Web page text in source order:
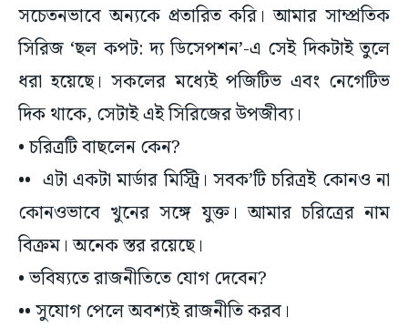
সচেতনভাবে অন্যকে প্রতারিত করি। আমার সাম্প্রতিক
সিরিজ ‘ছল কপট: দ্য ডিসেপশন’-এ সেই দিকটাই তুলে
ধরা হয়েছে। সকলের মধ্যেই পজিটিভ এবং নেগেটিভ
দিক থাকে, সেটাই এই সিরিজের উপজীব্য।
• চরিত্রটি বাছলেন কেন?
•• এটা একটা মার্ডার মিস্ট্রি। সবক’টি চরিত্রই কোনও না
কোনওভাবে খুনের সঙ্গে যুক্ত। আমার চরিত্রের নাম
বিক্রম। অনেক স্তর রয়েছে।
• ভবিষ্যতে রাজনীতিতে যোগ দেবেন?
•• সুযোগ পেলে অবশ্যই রাজনীতি করব।